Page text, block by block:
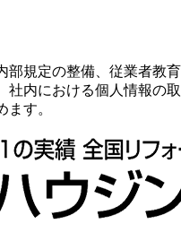
部規定の整備、従業者教育
社内における個人情報の取
す。